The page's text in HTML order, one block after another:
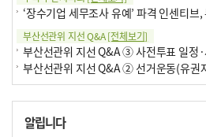
부산선관위 지선 Q&A[전체보기]
알립니다